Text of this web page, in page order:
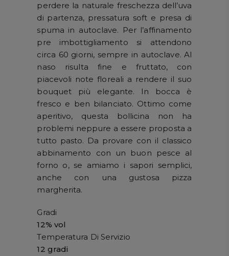
perdere la naturale freschezza dell’uva
di partenza, pressatura soft e presa di
spuma in autoclave. Per l’affinamento
pre imbottigliamento si attendono
circa 60 giorni, sempre in autoclave. Al
naso risulta fine e fruttato, con
piacevoli note floreali a rendere il suo
bouquet più elegante. In bocca è
fresco e ben bilanciato. Ottimo come
aperitivo, questa bollicina non ha
problemi neppure a essere proposta a
tutto pasto. Da provare con il classico
abbinamento con un buon pesce al
forno o, se amiamo i sapori semplici,
anche con una gustosa pizza
margherita.
Gradi
12% vol
Temperatura Di Servizio
12 gradi